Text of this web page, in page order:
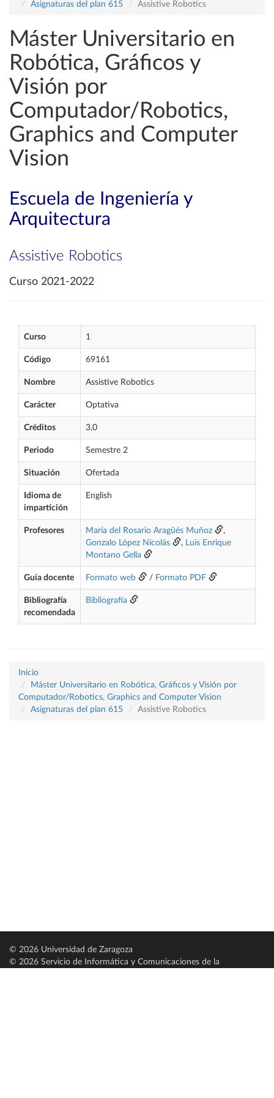
Asignaturas del plan 615
Assistive Robotics
Máster Universitario en
Robótica, Gráficos y
Visión por
Computador/Robotics,
Graphics and Computer
Vision
Escuela de Ingeniería y
Arquitectura
Assistive Robotics
Curso 2021-2022
Curso 1
Código 69161
Nombre Assistive Robotics
Carácter Optativa
Créditos 3,0
Periodo Semestre 2
Situación Ofertada
Idioma de
impartición
English
Profesores María del Rosario Aragüés Muñoz
,
Gonzalo López Nicolás
, Luis Enrique
Montano Gella
Guía docente Formato web / Formato PDF
Bibliografía
recomendada
Bibliografía
Inicio
Máster Universitario en Robótica, Gráficos y Visión por
Computador/Robotics, Graphics and Computer Vision
Asignaturas del plan 615
Assistive Robotics
© 2026 Universidad de Zaragoza
© 2026 Servicio de Informática y Comunicaciones de la